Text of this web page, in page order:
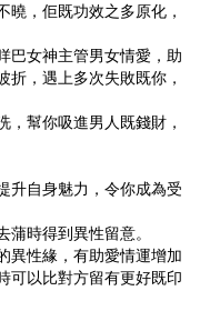
，佢既功效之多原化，
巴女神主管男女情愛，助
，遇上多次失敗既你，
幫你吸進男人既錢財，
升自身魅力，令你成為受
時得到異性留意。
異性緣，有助愛情運增加
可以比對方留有更好既印